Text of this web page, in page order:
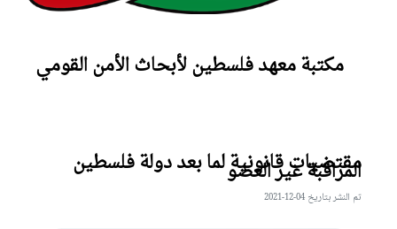
مكتبة معهد فلسطين لأبحاث الأمن القومي
مقتضيات قانونية لما بعد دولة فلسطين
المراقبة غير العضو
تم النشر بتاريخ 04-12-2021